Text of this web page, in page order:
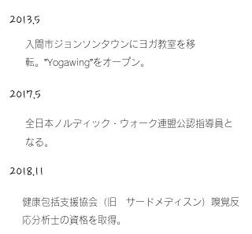
2013.5
入間市ジョンソンタウンにヨガ教室を移
転。 ”Yogawing”をオープン。
2017.5
全日本ノルディック・ウォーク連盟公認指導員と
なる。
2018.11
健康包括支援協会（旧 サードメディスン）嗅覚反
応分析士の資格を取得。